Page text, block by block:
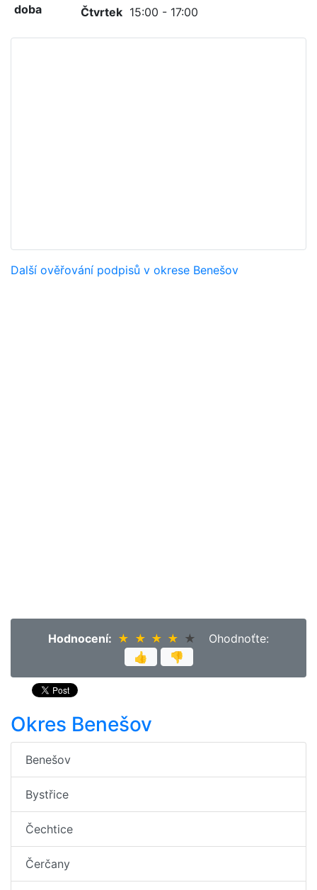
doba
Čtvrtek 15:00 - 17:00
Další ověřování podpisů v okrese Benešov
Hodnocení: ★ ★ ★ ★ ★
★ ★ ★ ★ ★
Ohodnoťte:
👍
👎
Okres Benešov
Benešov
Bystřice
Čechtice
Čerčany